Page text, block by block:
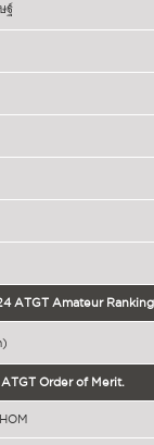
ฐ์
ATGT Amateur
Order of Merit.